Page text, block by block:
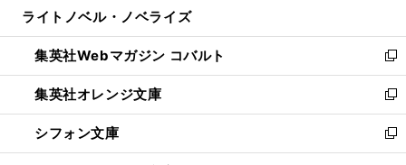
開
く
ウ
で
開
く
ン
ド
ウ
で
開
く
ウ
ィ
ン
ド
ウ
で
開
ライトノベル・ノベライズ
集英社Webマガジン コバルト
新
し
い
ウ
ィ
ン
集英社オレンジ文庫
新
し
い
ウ
シフォン文庫
新
し